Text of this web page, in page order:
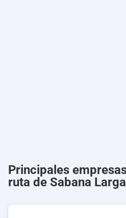
Principales
ruta de Sabana